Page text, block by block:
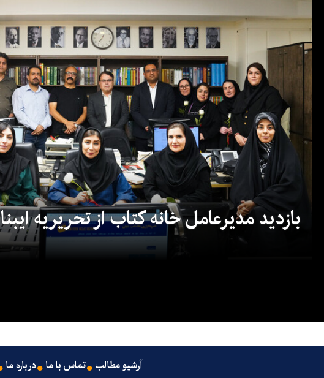
بازدید مدیرعامل خانه کتاب از تحریریه ایبنا
آرشیو مطالب تماس با ما درباره ما